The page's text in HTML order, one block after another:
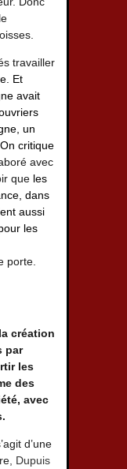
travailler
Et
avait
un
critique
avec
que les
dans
aussi
les
porte.
création
par
les
des
avec
d’une
, Dupuis